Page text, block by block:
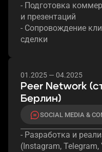
- Подготовка
и презентаций
- Сопровождение
сделки
01.2025 — 04.2025
Peer Network
Берлин)
SOCIAL MEDIA &
- Разработка и
(Instagram, Telegram,